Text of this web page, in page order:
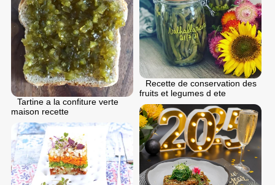
Recette de conservation des
fruits et legumes d ete
Tartine a la confiture verte
maison recette